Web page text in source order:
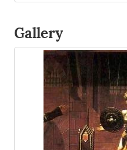
Gallery